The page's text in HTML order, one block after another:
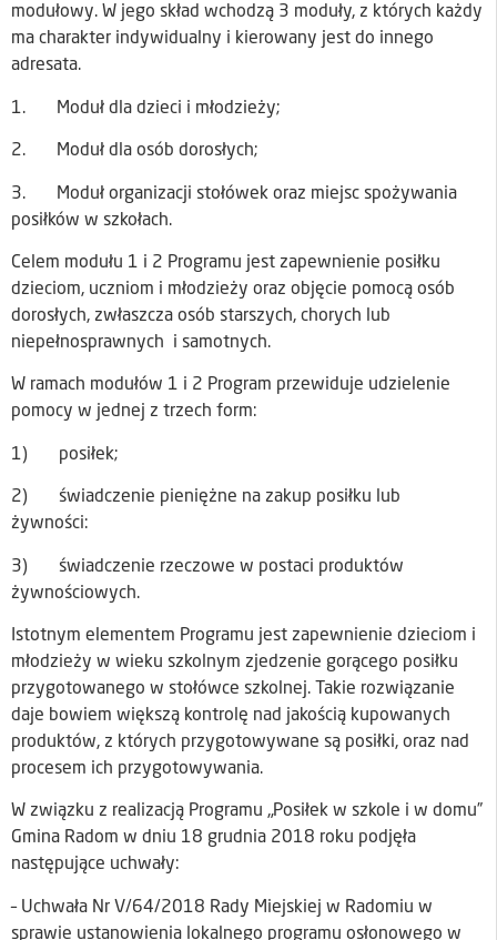
modułowy. W jego skład wchodzą 3 moduły, z których każdy
ma charakter indywidualny i kierowany jest do innego
adresata.
1. Moduł dla dzieci i młodzieży;
2. Moduł dla osób dorosłych;
3. Moduł organizacji stołówek oraz miejsc spożywania
posiłków w szkołach.
Celem modułu 1 i 2 Programu jest zapewnienie posiłku
dzieciom, uczniom i młodzieży oraz objęcie pomocą osób
dorosłych, zwłaszcza osób starszych, chorych lub
niepełnosprawnych i samotnych.
W ramach modułów 1 i 2 Program przewiduje udzielenie
pomocy w jednej z trzech form:
1) posiłek;
2) świadczenie pieniężne na zakup posiłku lub
żywności:
3) świadczenie rzeczowe w postaci produktów
żywnościowych.
Istotnym elementem Programu jest zapewnienie dzieciom i
młodzieży w wieku szkolnym zjedzenie gorącego posiłku
przygotowanego w stołówce szkolnej. Takie rozwiązanie
daje bowiem większą kontrolę nad jakością kupowanych
produktów, z których przygotowywane są posiłki, oraz nad
procesem ich przygotowywania.
W związku z realizacją Programu „Posiłek w szkole i w domu”
Gmina Radom w dniu 18 grudnia 2018 roku podjęła
następujące uchwały:
– Uchwała Nr V/64/2018 Rady Miejskiej w Radomiu w
sprawie ustanowienia lokalnego programu osłonowego w